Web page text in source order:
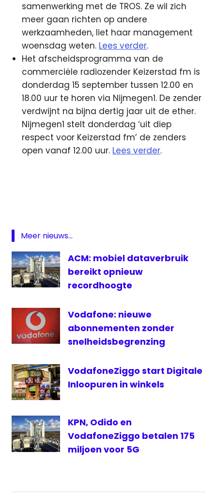
samenwerking met de TROS. Ze wil zich
meer gaan richten op andere
werkzaamheden, liet haar management
woensdag weten. Lees verder.
Het afscheidsprogramma van de
commerciële radiozender Keizerstad fm is
donderdag 15 september tussen 12.00 en
18.00 uur te horen via Nijmegen1. De zender
verdwijnt na bijna dertig jaar uit de ether.
Nijmegen1 stelt donderdag ‘uit diep
respect voor Keizerstad fm’ de zenders
open vanaf 12.00 uur. Lees verder.
Meer nieuws...
ACM: mobiel dataverbruik
bereikt opnieuw
recordhoogte
Vodafone: nieuwe
abonnementen zonder
snelheidsbegrenzing
VodafoneZiggo start Digitale
Inloopuren in winkels
KPN, Odido en
VodafoneZiggo betalen 175
miljoen voor 5G